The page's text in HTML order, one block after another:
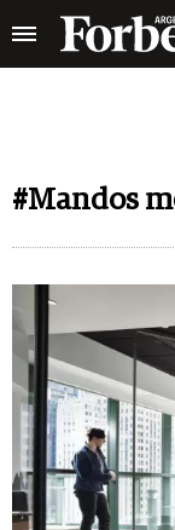
#Mandos